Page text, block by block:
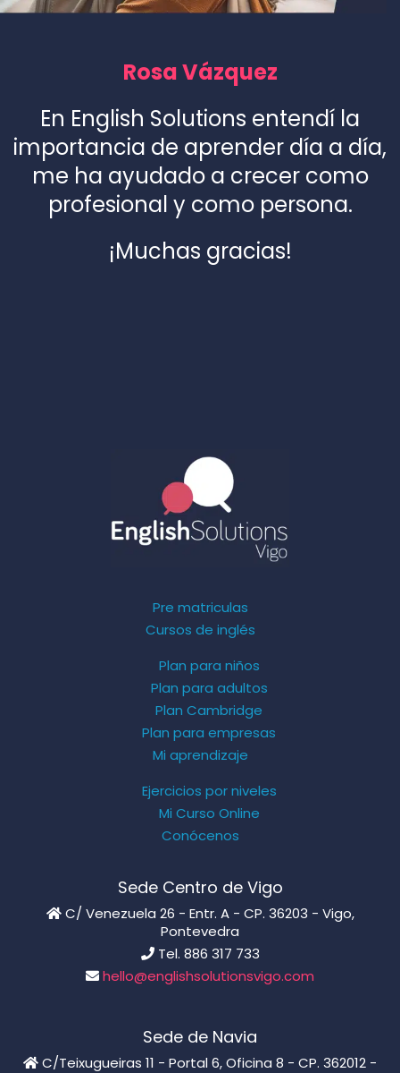
Rosa Vázquez
En English Solutions entendí la
importancia de aprender día a día,
me ha ayudado a crecer como
profesional y como persona.
¡Muchas gracias!
Pre matriculas
Cursos de inglés
Plan para niños
Plan para adultos
Plan Cambridge
Plan para empresas
Mi aprendizaje
Ejercicios por niveles
Mi Curso Online
Conócenos
Sede Centro de Vigo
C/ Venezuela 26 - Entr. A - CP. 36203 - Vigo,
Pontevedra
Tel. 886 317 733
hello@englishsolutionsvigo.com
Sede de Navia
C/Teixugueiras 11 - Portal 6, Oficina 8 - CP. 362012 -